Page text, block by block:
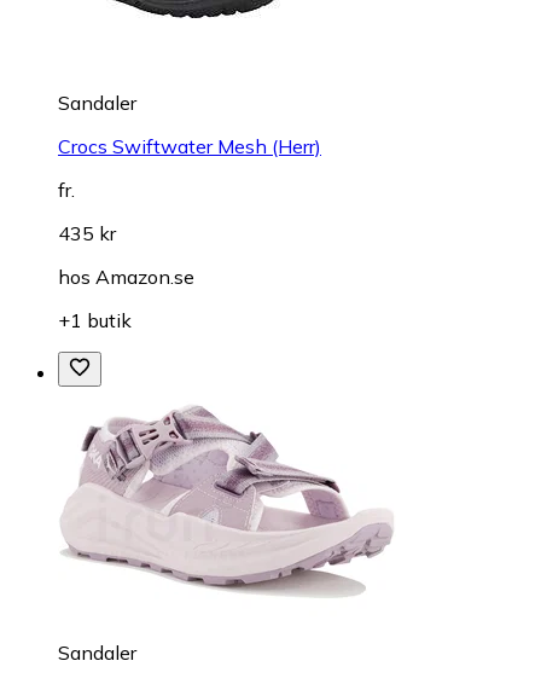
Sandaler
Crocs Swiftwater Mesh (Herr)
fr.
435 kr
hos Amazon.se
+1 butik
Sandaler